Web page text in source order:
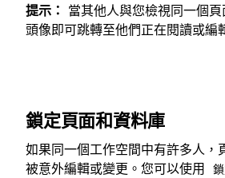
提示： 當其他人與您檢視同一個
頭像即可跳轉至他們正在閱讀或編
鎖定頁面和資料庫
如果同一個工作空間中有許多人，
被意外編輯或變更。您可以使用